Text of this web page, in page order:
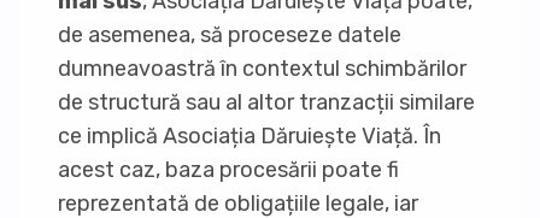
de asemenea, să proceseze datele
dumneavoastră în contextul schimbărilor
de structură sau al altor tranzacții similare
ce implică Asociația Dăruiește Viață. În
acest caz, baza procesării poate fi
reprezentată de obligațiile legale, iar